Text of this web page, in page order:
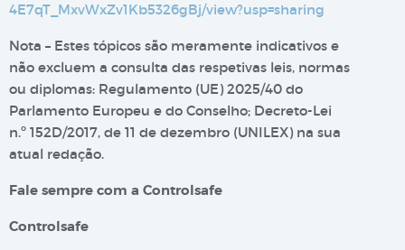
4E7qT_MxvWxZv1Kb5326gBj/view?usp=sharing
Nota – Estes tópicos são meramente indicativos e
não excluem a consulta das respetivas leis, normas
ou diplomas: Regulamento (UE) 2025/40 do
Parlamento Europeu e do Conselho; Decreto-Lei
n.º 152D/2017, de 11 de dezembro (UNILEX) na sua
atual redação.
Fale sempre com a Controlsafe
Controlsafe